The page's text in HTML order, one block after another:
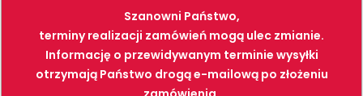
FARBY PNEUMATYKA
Szanowni Państwo,
terminy realizacji zamówień mogą ulec zmianie.
Informację o przewidywanym terminie wysyłki
otrzymają Państwo drogą e-mailową po złożeniu